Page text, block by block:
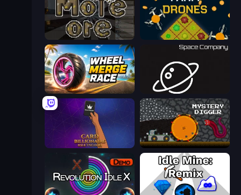
More Ore Farm Drones
Wheel Merge Race Space Company
Mystery Digger